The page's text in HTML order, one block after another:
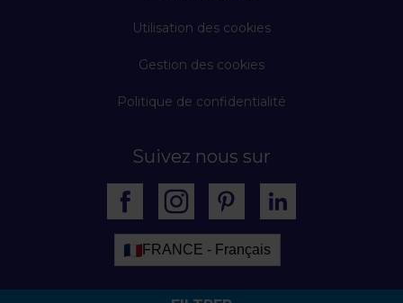
Utilisation des cookies
Gestion des cookies
Politique de confidentialité
Suivez nous sur
FRANCE - Français